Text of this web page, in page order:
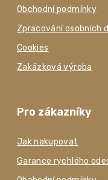
Obchodní podmínky
Zpracování osobních
Cookies
Zakázková výroba
Pro zákazníky
Jak nakupovat
Garance rychlého